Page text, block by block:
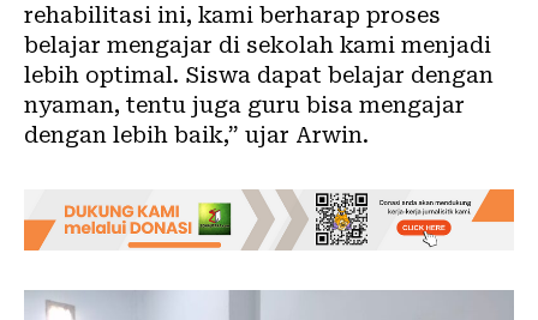
rehabilitasi ini, kami berharap proses
belajar mengajar di sekolah kami menjadi
lebih optimal. Siswa dapat belajar dengan
nyaman, tentu juga guru bisa mengajar
dengan lebih baik,” ujar Arwin.